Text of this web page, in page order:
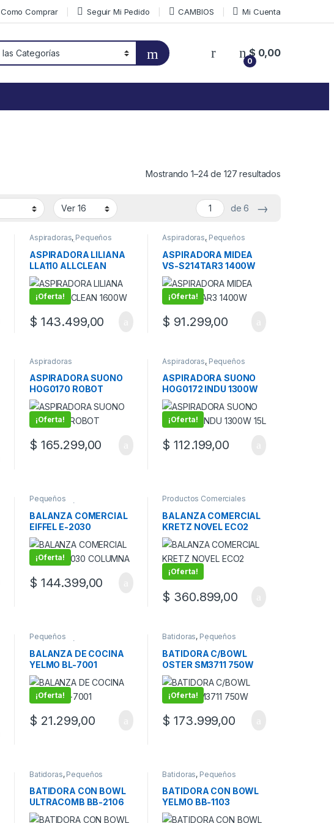
Como Comprar Seguir Mi Pedido CAMBIOS Mi Cuenta
0
$ 0,00
Mostrando 1–24 de 127 resultados
de 6 →
Aspiradoras, Pequeños
electrodomésticos
ASPIRADORA LILIANA
LLA110 ALLCLEAN
1600W
¡Oferta!
$ 143.499,00
Aspiradoras, Pequeños
electrodomésticos
ASPIRADORA MIDEA
VS-S214TAR3 1400W
¡Oferta!
$ 91.299,00
Aspiradoras
ASPIRADORA SUONO
HOG0170 ROBOT
¡Oferta!
$ 165.299,00
Aspiradoras, Pequeños
electrodomésticos
ASPIRADORA SUONO
HOG0172 INDU 1300W
15L
¡Oferta!
$ 112.199,00
Pequeños
electrodomésticos
Productos Comerciales
BALANZA COMERCIAL
EIFFEL E-2030
COLUMNA
¡Oferta!
$ 144.399,00
Productos Comerciales
BALANZA COMERCIAL
KRETZ NOVEL ECO2
30KG
¡Oferta!
$ 360.899,00
Pequeños
electrodomésticos
BALANZA DE COCINA
YELMO BL-7001
¡Oferta!
$ 21.299,00
Batidoras, Pequeños
electrodomésticos
BATIDORA C/BOWL
OSTER SM3711 750W
¡Oferta!
$ 173.999,00
Batidoras, Pequeños
electrodomésticos
BATIDORA CON BOWL
ULTRACOMB BB-2106
Batidoras, Pequeños
electrodomésticos
BATIDORA CON BOWL
YELMO BB-1103
AMARILLA